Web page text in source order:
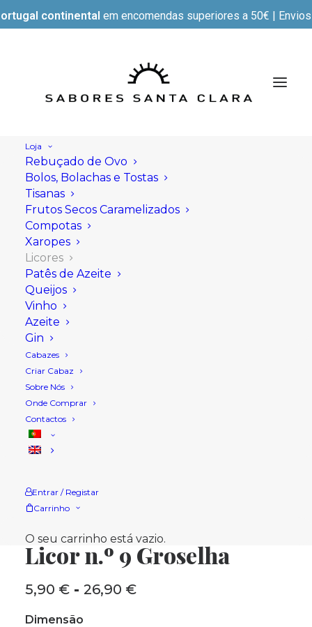
continental em encomendas superiores a 50€ |
Loja
Rebuçado de Ovo
Bolos, Bolachas e Tostas
Tisanas
Frutos Secos Caramelizados
Compotas
Xaropes
Licores
Patês de Azeite
Queijos
Vinho
Azeite
Gin
Cabazes
Criar Cabaz
Sobre Nós
Onde Comprar
Contactos
Entrar / Registar
Carrinho
O seu carrinho está vazio.
Licor n.º 9 Groselha
5,90 € - 26,90 €
Dimensão